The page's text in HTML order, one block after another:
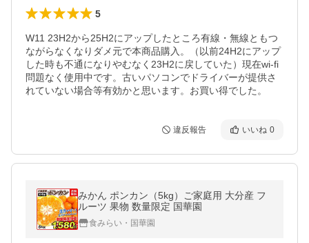
5
W11 23H2から25H2にアップしたところ有線・無線ともつ
ながらなくなりダメ元で本商品購入。（以前24H2にアップ
した時も不通になりやむなく23H2に戻していた）現在wi-fi
問題なく使用中です。古いパソコンでドライバーが提供さ
れていない場合等有効かと思います。お買い得でした。
違反報告 いいね 0
みかん ポンカン（5kg）ご家庭用 大分産 フ
ルーツ 果物 数量限定 国華園
食みらい・国華園